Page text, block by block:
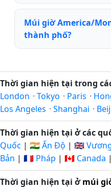
Múi giờ America/
thành phố?
Thời gian hiện tại trong
London · Tokyo · Paris ·
Los Angeles · Shanghai ·
Thời gian hiện tại ở các
Quốc | 🇮🇳 Ấn Độ | 🇬🇧
Bản | 🇫🇷 Pháp | 🇨🇦 Canada |
Thời gian hiện tại ởmúi